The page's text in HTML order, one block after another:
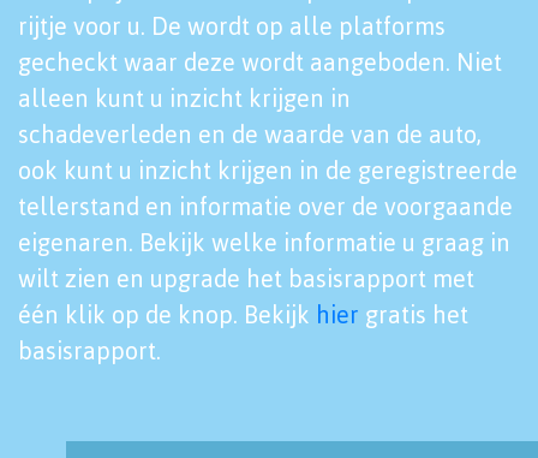
rijtje voor u. De wordt op alle platforms
gecheckt waar deze wordt aangeboden. Niet
alleen kunt u inzicht krijgen in
schadeverleden en de waarde van de auto,
ook kunt u inzicht krijgen in de geregistreerde
tellerstand en informatie over de voorgaande
eigenaren. Bekijk welke informatie u graag in
wilt zien en upgrade het basisrapport met
één klik op de knop. Bekijk hier gratis het
basisrapport.